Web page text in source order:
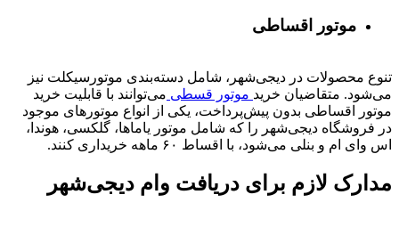
موتور اقساطی
تنوع محصولات در دیجی‌شهر، شامل دسته‌بندی موتورسیکلت نیز
می‌شود. متقاضیان خرید موتور قسطی می‌توانند با قابلیت خرید
موتور اقساطی بدون پیش‌پرداخت، یکی از انواع موتورهای موجود
در فروشگاه دیجی‌شهر را که شامل موتور یاماها، گلکسی، هوندا،
اس وای ام و بنلی می‌شود، با اقساط ۶۰ ماهه خریداری کنند.
مدارک لازم برای دریافت وام دیجی‌شهر